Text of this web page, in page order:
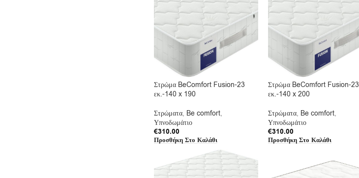
Στρώμα BeComfort Fusion-23
εκ.-140 x 190
Στρώματα, Be comfort,
Υπνοδωμάτιο
€310.00
Προσθήκη Στο Καλάθι
Στρώμα BeComfort Fusion-23
εκ.-140 x 200
Στρώματα, Be comfort,
Υπνοδωμάτιο
€310.00
Προσθήκη Στο Καλάθι